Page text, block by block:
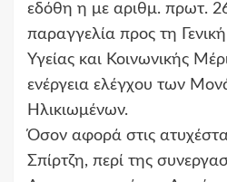
εδόθη η με αριθμ. πρωτ.
παραγγελία προς τη
Υγείας και Κοινωνικής
ενέργεια ελέγχου των
Ηλικιωμένων.
Όσον αφορά στις
Σπίρτζη, περί της